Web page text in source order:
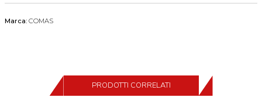
Marca: COMAS
PRODOTTI CORRELATI